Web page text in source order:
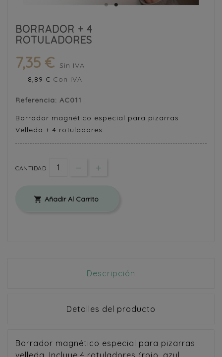
BORRADOR + 4
ROTULADORES
7,35 € Sin IVA
8,89 € Con IVA
Referencia: AC011
Borrador magnético especial para pizarras
Velleda + 4 rotuladores
CANTIDAD
 Añadir Al Carrito
Descripción
Detalles del producto
Borrador magnético especial para pizarras
velleda. Incluye 4 rotuladores (rojo, azul,